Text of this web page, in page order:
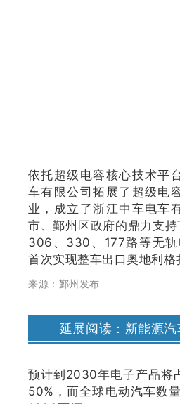
依托超级电容核心技术平
车有限公司拓展了超级电
业，成立了浙江中车电车
市、鄞州区政府的鼎力支持
306、330、177路等无
首次实现整车出口奥地利格
来源：鄞州发布
延展阅读：新能源
预计到2030年电子产品将
50%，而全球电动汽车数